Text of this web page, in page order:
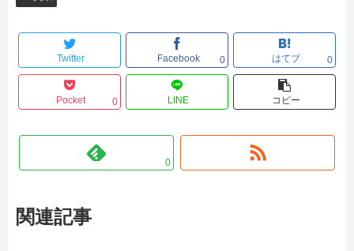
Twitter Facebook 0 はてブ 0
Pocket 0 LINE コピー
0
関連記事